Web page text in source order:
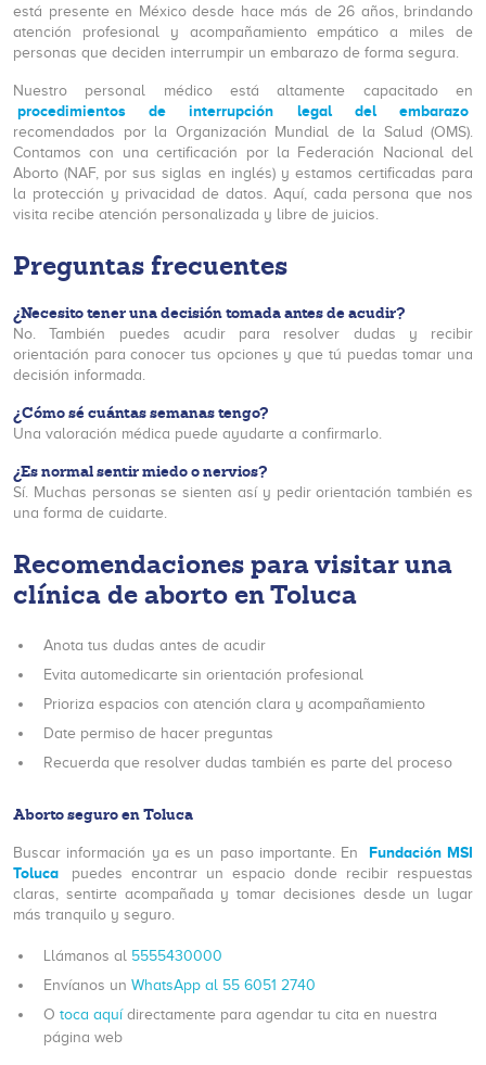
está presente en México desde hace más de 26 años, brindando
atención profesional y acompañamiento empático a miles de
personas que deciden interrumpir un embarazo de forma segura.
Nuestro personal médico está altamente capacitado en
procedimientos de interrupción legal del embarazo
recomendados por la Organización Mundial de la Salud (OMS).
Contamos con una certificación por la Federación Nacional del
Aborto (NAF, por sus siglas en inglés) y estamos certificadas para
la protección y privacidad de datos. Aquí, cada persona que nos
visita recibe atención personalizada y libre de juicios.
Preguntas frecuentes
¿Necesito tener una decisión tomada antes de acudir?
No. También puedes acudir para resolver dudas y recibir
orientación para conocer tus opciones y que tú puedas tomar una
decisión informada.
¿Cómo sé cuántas semanas tengo?
Una valoración médica puede ayudarte a confirmarlo.
¿Es normal sentir miedo o nervios?
Sí. Muchas personas se sienten así y pedir orientación también es
una forma de cuidarte.
Recomendaciones para visitar una
clínica de aborto en Toluca
Anota tus dudas antes de acudir
Evita automedicarte sin orientación profesional
Prioriza espacios con atención clara y acompañamiento
Date permiso de hacer preguntas
Recuerda que resolver dudas también es parte del proceso
Aborto seguro en Toluca
Buscar información ya es un paso importante. En
Fundación MSI
Toluca
puedes encontrar un espacio donde recibir respuestas
claras, sentirte acompañada y tomar decisiones desde un lugar
más tranquilo y seguro.
Llámanos al 5555430000
Envíanos un WhatsApp al 55 6051 2740
O toca aquí directamente para agendar tu cita en nuestra
página web